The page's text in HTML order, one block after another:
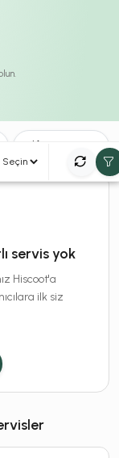
servis yok
Hiscoot'a
ilk siz